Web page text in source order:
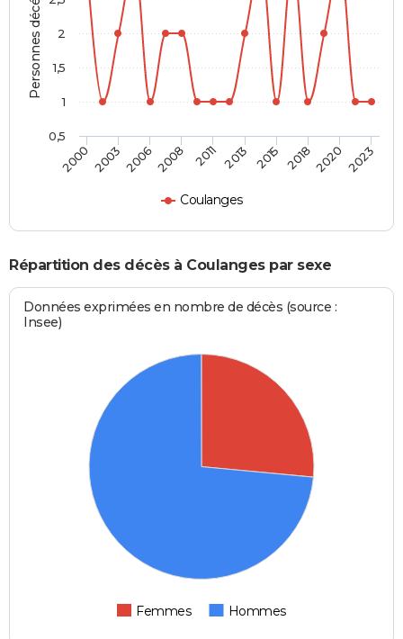
Personnes décédées
Coulanges
2000 200320062008 2011 2013 2015 20182020 2023
0,5
1
1,5
2
Répartition des décès à Coulanges par sexe
Données exprimées en nombre de décès (source :
Insee)
Femmes Hommes